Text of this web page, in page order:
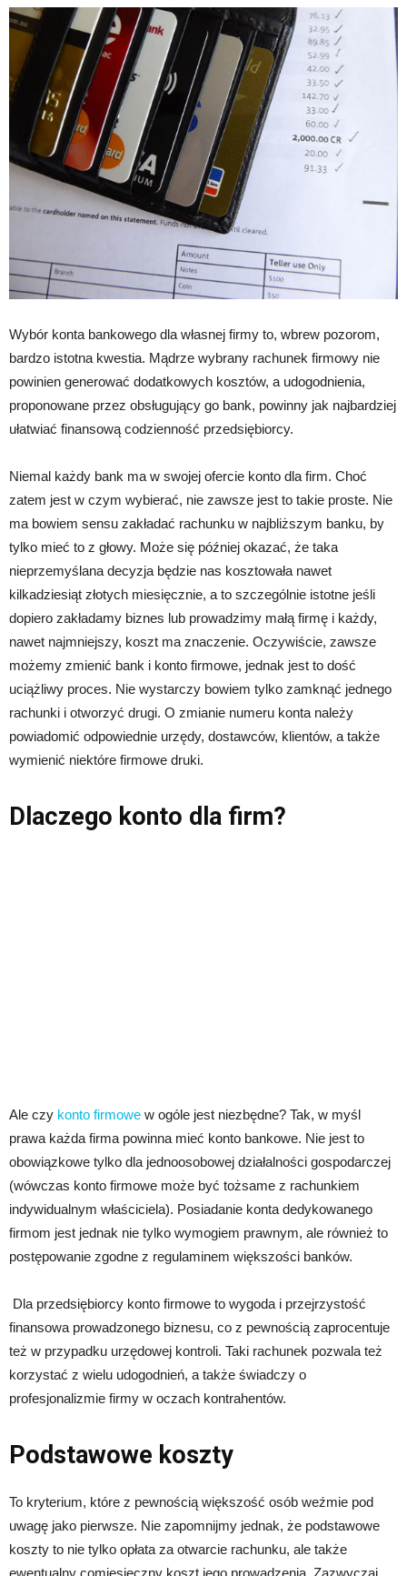
Wybór konta bankowego dla własnej firmy to, wbrew pozorom,
bardzo istotna kwestia. Mądrze wybrany rachunek firmowy nie
powinien generować dodatkowych kosztów, a udogodnienia,
proponowane przez obsługujący go bank, powinny jak najbardziej
ułatwiać finansową codzienność przedsiębiorcy.
Niemal każdy bank ma w swojej ofercie konto dla firm. Choć
zatem jest w czym wybierać, nie zawsze jest to takie proste. Nie
ma bowiem sensu zakładać rachunku w najbliższym banku, by
tylko mieć to z głowy. Może się później okazać, że taka
nieprzemyślana decyzja będzie nas kosztowała nawet
kilkadziesiąt złotych miesięcznie, a to szczególnie istotne jeśli
dopiero zakładamy biznes lub prowadzimy małą firmę i każdy,
nawet najmniejszy, koszt ma znaczenie. Oczywiście, zawsze
możemy zmienić bank i konto firmowe, jednak jest to dość
uciążliwy proces. Nie wystarczy bowiem tylko zamknąć jednego
rachunki i otworzyć drugi. O zmianie numeru konta należy
powiadomić odpowiednie urzędy, dostawców, klientów, a także
wymienić niektóre firmowe druki.
Dlaczego konto dla firm?
Ale czy konto firmowe w ogóle jest niezbędne? Tak, w myśl
prawa każda firma powinna mieć konto bankowe. Nie jest to
obowiązkowe tylko dla jednoosobowej działalności gospodarczej
(wówczas konto firmowe może być tożsame z rachunkiem
indywidualnym właściciela). Posiadanie konta dedykowanego
firmom jest jednak nie tylko wymogiem prawnym, ale również to
postępowanie zgodne z regulaminem większości banków.
Dla przedsiębiorcy konto firmowe to wygoda i przejrzystość
finansowa prowadzonego biznesu, co z pewnością zaprocentuje
też w przypadku urzędowej kontroli. Taki rachunek pozwala też
korzystać z wielu udogodnień, a także świadczy o
profesjonalizmie firmy w oczach kontrahentów.
Podstawowe koszty
To kryterium, które z pewnością większość osób weźmie pod
uwagę jako pierwsze. Nie zapomnijmy jednak, że podstawowe
koszty to nie tylko opłata za otwarcie rachunku, ale także
ewentualny comiesięczny koszt jego prowadzenia. Zazwyczaj